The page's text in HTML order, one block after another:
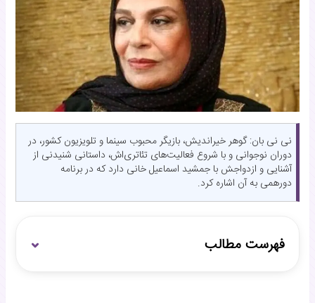
نی نی بان: گوهر خیراندیش، بازیگر محبوب سینما و تلویزیون کشور، در
دوران نوجوانی و با شروع فعالیت‌های تئاتری‌اش، داستانی شنیدنی از
آشنایی و ازدواجش با جمشید اسماعیل خانی دارد که در برنامه
دورهمی به آن اشاره کرد.
فهرست مطالب